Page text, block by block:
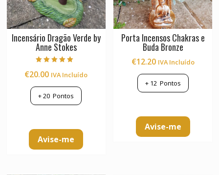
Incensário Dragão Verde by
Anne Stokes
5.00
€20.00 IVA Incluído
+20 Pontos
Avise-me
Porta Incensos Chakras e
Buda Bronze
€12.20 IVA Incluído
+ 12Pontos
Avise-me